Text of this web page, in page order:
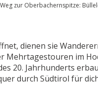
zur Oberbachernspitze:
dienen sie
Mehrtagestouren im
20. Jahrhunderts
durch Südtirol für